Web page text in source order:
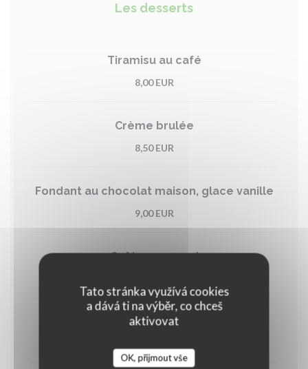
Tato stránka využívá cookies
a dává ti na výběr, co chceš
aktivovat
OK, přijmout vše
Les desserts
Tiramisu au café
8,00 EUR
Crème brulée
8,50 EUR
Fondant au chocolat maison, glace vanille
9,00 EUR
Café gourmand
Cappuccino gourmand